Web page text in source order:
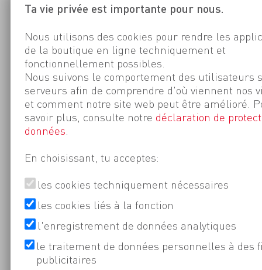
Ta vie privée est importante pour nous.
Nous utilisons des cookies pour rendre les
de la boutique en ligne techniquement et
fonctionnellement possibles.
Nous suivons le comportement des utilisateurs
serveurs afin de comprendre d'où viennent nos
et comment notre site web peut être amélioré.
savoir plus, consulte notre déclaration de
données
En choisissant, tu acceptes:
les cookies techniquement nécessaires
les cookies liés à la fonction
l'enregistrement de données analytiques
le traitement de données personnelles à des
publicitaires